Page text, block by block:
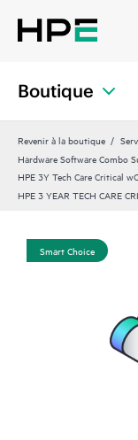
Boutique
Revenir à la boutique
Hardware Software Combo
HPE 3Y Tech Care Critical
HPE 3 YEAR TECH CARE
Smart Choice